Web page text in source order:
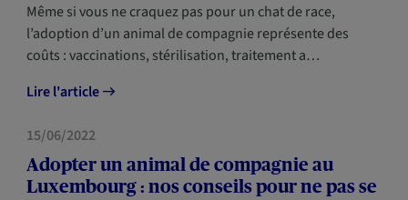
Même si vous ne craquez pas pour un chat de race,
l’adoption d’un animal de compagnie représente des
coûts : vaccinations, stérilisation, traitement a…
Lire l'article
HABITATION
15/06/2022
Adopter un animal de compagnie au
Luxembourg : nos conseils pour ne pas se